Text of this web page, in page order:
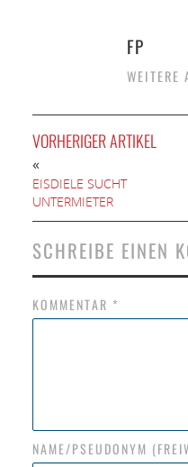
FP
WEITERE
VORHERIGER ARTIKEL
«
EISDIELE SUCHT
UNTERMIETER
SCHREIBE EINEN
KOMMENTAR *
NAME/PSEUDONYM